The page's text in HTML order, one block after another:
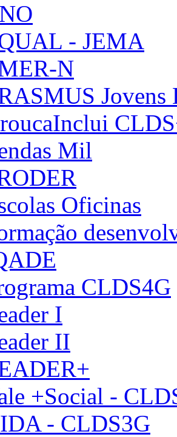
- JEMA
N
Jovens
Mil
Oficinas
CLDS4G
I
II
+Social -
- CLDS3G